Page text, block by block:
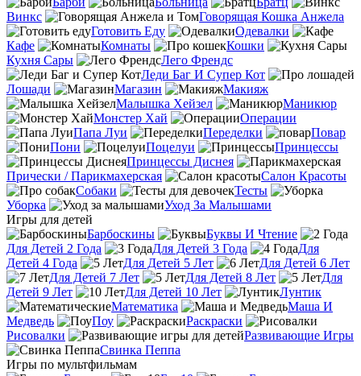
Винкс
Говорящая Кошка Анжела
Готовить Еду
Одевалки
Кафе
Комнаты
Кошки
Кухня Сары
Лего Френдс
Леди Баг И Супер Кот
Лошади
Магазин
Макияж
Малышка Хейзел
Маникюр
Монстер Хай
Операции
Папа Луи
Переделки
Повар
Пони
Поцелуи
Принцессы
Принцессы Диснея
Прически / Парикмахерская
Салон Красоты
Собаки
Тесты
Уборка
Уход За Малышами
Игры для детей
Барбоскины
Буквы И Чтение
Для Детей 2 Года
Для Детей 3 Года
Для
Детей 4 Года
Для Детей 5 Лет
Для Детей 6 Лет
Для Детей 7 Лет
Для Детей 8 Лет
Для
Детей 9 Лет
Для Детей 10 Лет
Лунтик
Математика
Маша И
Медведь
Поу
Раскраски
Рисовалки
Развивающие Игры
Свинка Пеппа
Игры по мультфильмам